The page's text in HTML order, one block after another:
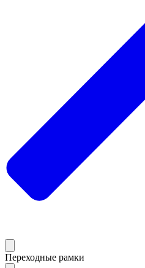
Переходные рамки